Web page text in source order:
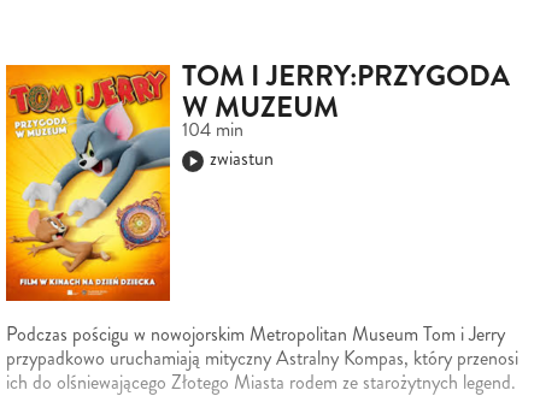
TOM I JERRY:PRZYGODA
W MUZEUM
104 min
zwiastun
Podczas pościgu w nowojorskim Metropolitan Museum Tom i Jerry
przypadkowo uruchamiają mityczny Astralny Kompas, który przenosi
ich do olśniewającego Złotego Miasta rodem ze starożytnych legend.